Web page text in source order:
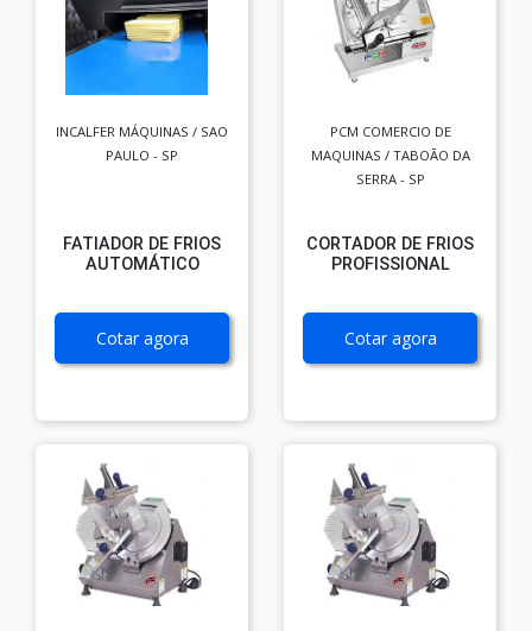
INCALFER MÁQUINAS / SAO
PAULO - SP
FATIADOR DE FRIOS
AUTOMÁTICO
Cotar agora
PCM COMERCIO DE
MAQUINAS / TABOÃO DA
SERRA - SP
CORTADOR DE FRIOS
PROFISSIONAL
Cotar agora